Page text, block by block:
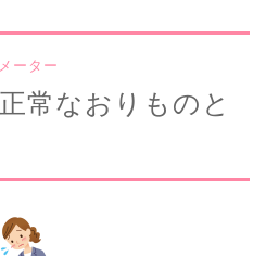
ーター
常なおりものと